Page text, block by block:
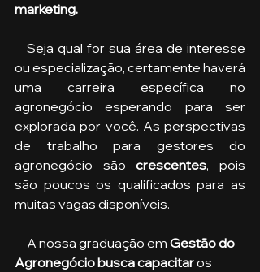
marketing.
ou especialização, certamente haverá
uma carreira específica no
agronegócio esperando para ser
explorada por você. As perspectivas
de trabalho para gestores do
agronegócio são crescentes, pois
são poucos os qualificados para as
muitas vagas disponíveis.
     A nossa graduação em
Gestão do
Agronegócio busca capacitar os